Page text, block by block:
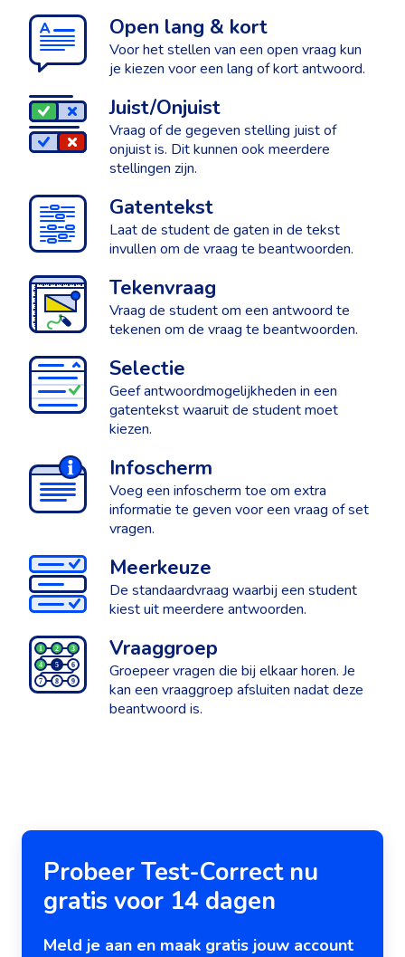
Open lang & kort
Voor het stellen van een open vraag kun
je kiezen voor een lang of kort antwoord.
Juist/Onjuist
Vraag of de gegeven stelling juist of
onjuist is. Dit kunnen ook meerdere
stellingen zijn.
Gatentekst
Laat de student de gaten in de tekst
invullen om de vraag te beantwoorden.
Tekenvraag
Vraag de student om een antwoord te
tekenen om de vraag te beantwoorden.
Selectie
Geef antwoordmogelijkheden in een
gatentekst waaruit de student moet
kiezen.
Infoscherm
Voeg een infoscherm toe om extra
informatie te geven voor een vraag of set
vragen.
Meerkeuze
De standaardvraag waarbij een student
kiest uit meerdere antwoorden.
Vraaggroep
Groepeer vragen die bij elkaar horen. Je
kan een vraaggroep afsluiten nadat deze
beantwoord is.
Probeer Test-Correct nu
gratis voor 14 dagen
Meld je aan en maak gratis jouw account